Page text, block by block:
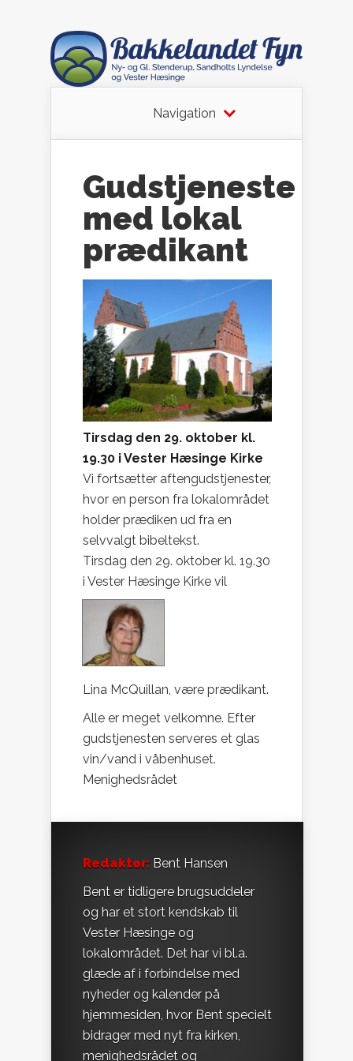
Navigation
Gudstjeneste
med lokal
prædikant
Tirsdag den 29. oktober kl.
19.30 i Vester Hæsinge Kirke
Vi fortsætter aftengudstjenester,
hvor en person fra lokalområdet
holder prædiken ud fra en
selvvalgt bibeltekst.
Tirsdag den 29. oktober kl. 19.30
i Vester Hæsinge Kirke vil
Lina McQuillan, være prædikant.
Alle er meget velkomne. Efter
gudstjenesten serveres et glas
vin/vand i våbenhuset.
Menighedsrådet
Redaktør: Bent Hansen
Bent er tidligere brugsuddeler
og har et stort kendskab til
Vester Hæsinge og
lokalområdet. Det har vi bl.a.
glæde af i forbindelse med
nyheder og kalender på
hjemmesiden, hvor Bent specielt
bidrager med nyt fra kirken,
menighedsrådet og